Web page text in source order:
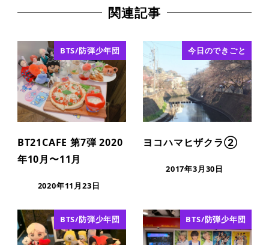
関連記事
BTS/防弾少年団
BT21CAFE 第7弾 2020
年10月〜11月
2020年11月23日
今日のできごと
ヨコハマヒザクラ②
2017年3月30日
BTS/防弾少年団 BTS/防弾少年団